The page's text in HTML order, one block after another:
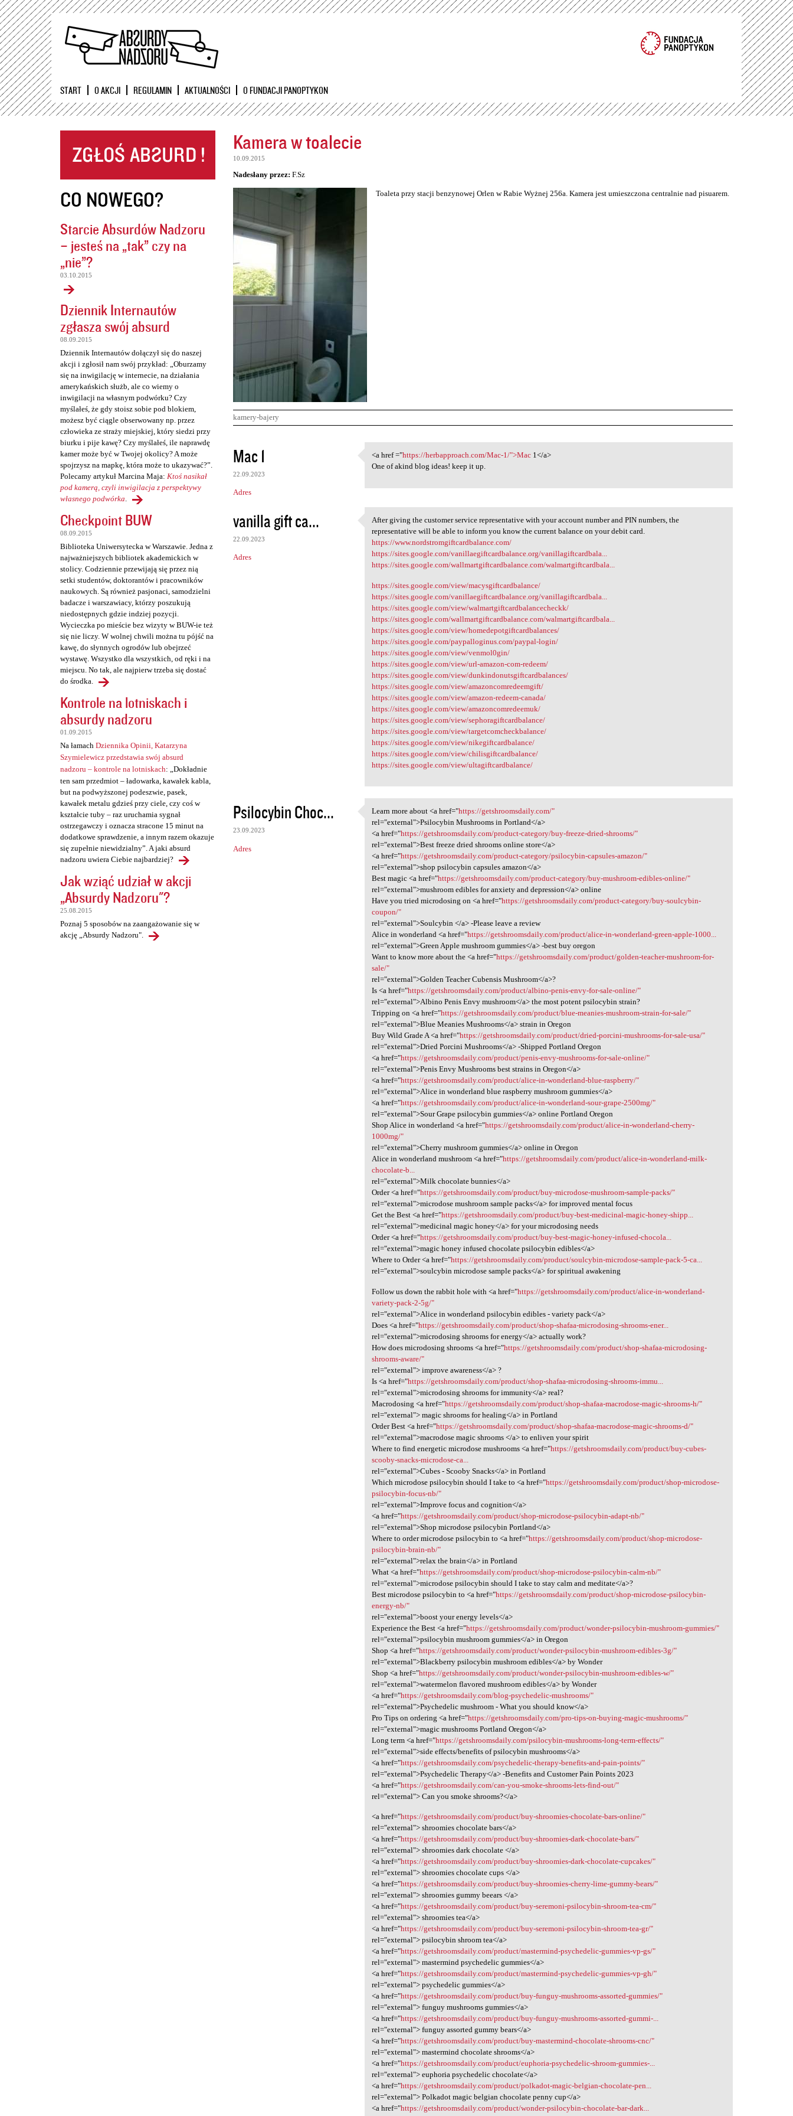
Przejdź
START O AKCJI REGULAMIN AKTUALNOŚCI O FUNDACJI PANOPTYKON
CO NOWEGO?
Starcie Absurdów Nadzoru
– jesteś na „tak” czy na
„nie”?
03.10.2015
Dziennik Internautów
zgłasza swój absurd
08.09.2015
Dziennik Internautów dołączył się do naszej
akcji i zgłosił nam swój przykład: „Oburzamy
się na inwigilację w internecie, na działania
amerykańskich służb, ale co wiemy o
inwigilacji na własnym podwórku? Czy
myślałeś, że gdy stoisz sobie pod blokiem,
możesz być ciągle obserwowany np. przez
człowieka ze straży miejskiej, który siedzi przy
biurku i pije kawę? Czy myślałeś, ile naprawdę
kamer może być w Twojej okolicy? A może
spojrzysz na mapkę, która może to ukazywać?”.
Polecamy artykuł Marcina Maja: Ktoś nasikał
pod kamerą, czyli inwigilacja z perspektywy
własnego podwórka.
Checkpoint BUW
08.09.2015
Biblioteka Uniwersytecka w Warszawie. Jedna z
najważniejszych bibliotek akademickich w
stolicy. Codziennie przewijają się przez nią
setki studentów, doktorantów i pracowników
naukowych. Są również pasjonaci, samodzielni
badacze i warszawiacy, którzy poszukują
niedostępnych gdzie indziej pozycji.
Wycieczka po mieście bez wizyty w BUW-ie też
się nie liczy. W wolnej chwili można tu pójść na
kawę, do słynnych ogrodów lub obejrzeć
wystawę. Wszystko dla wszystkich, od ręki i na
miejscu. No tak, ale najpierw trzeba się dostać
do środka.
Kontrole na lotniskach i
absurdy nadzoru
01.09.2015
Na łamach Dziennika Opinii, Katarzyna
Szymielewicz przedstawia swój absurd
nadzoru – kontrole na lotniskach: „Dokładnie
ten sam przedmiot – ładowarka, kawałek kabla,
but na podwyższonej podeszwie, pasek,
kawałek metalu gdzieś przy ciele, czy coś w
kształcie tuby – raz uruchamia sygnał
ostrzegawczy i oznacza stracone 15 minut na
dodatkowe sprawdzenie, a innym razem okazuje
się zupełnie niewidzialny”. A jaki absurd
nadzoru uwiera Ciebie najbardziej?
Jak wziąć udział w akcji
„Absurdy Nadzoru"?
25.08.2015
Poznaj 5 sposobów na zaangażowanie się w
akcję „Absurdy Nadzoru".
Kamera w toalecie
10.09.2015
Nadesłany przez: F.Sz
Toaleta przy stacji benzynowej Orlen w Rabie Wyżnej 256a. Kamera jest umieszczona centralnie nad pisuarem.
kamery-bajery
K
o
m
e
n
t
r
Mac 1
22.09.2023
Adres
<a href ="https:/
<a href ="https://herbapproach.com/Mac-1/">Mac 1</a>
One of akind blog ideas! keep it up.
vanilla gift ca...
22.09.2023
Adres
After giving the customer
After giving the customer service representative with your account number and PIN numbers, the
representative will be able to inform you know the current balance on your debit card.
https://www.nordstromgiftcardbalance.com/
https://sites.google.com/vanillaegiftcardbalance.org/vanillagiftcardbala...
https://sites.google.com/wallmartgiftcardbalance.com/walmartgiftcardbala...
https://sites.google.com/view/macysgiftcardbalance/
https://sites.google.com/vanillaegiftcardbalance.org/vanillagiftcardbala...
https://sites.google.com/view/walmartgiftcardbalancecheckk/
https://sites.google.com/wallmartgiftcardbalance.com/walmartgiftcardbala...
https://sites.google.com/view/homedepotgiftcardbalances/
https://sites.google.com/paypalloginus.com/paypal-login/
https://sites.google.com/view/venmol0gin/
https://sites.google.com/view/url-amazon-com-redeem/
https://sites.google.com/view/dunkindonutsgiftcardbalances/
https://sites.google.com/view/amazoncomredeemgift/
https://sites.google.com/view/amazon-redeem-canada/
https://sites.google.com/view/amazoncomredeemuk/
https://sites.google.com/view/sephoragiftcardbalance/
https://sites.google.com/view/targetcomcheckbalance/
https://sites.google.com/view/nikegiftcardbalance/
https://sites.google.com/view/chilisgiftcardbalance/
https://sites.google.com/view/ultagiftcardbalance/
Psilocybin Choc...
23.09.2023
Adres
Learn more about <a href=
Learn more about <a href="https://getshroomsdaily.com/"
rel="external">Psilocybin Mushrooms in Portland</a>
<a href="https://getshroomsdaily.com/product-category/buy-freeze-dried-shrooms/"
rel="external">Best freeze dried shrooms online store</a>
<a href="https://getshroomsdaily.com/product-category/psilocybin-capsules-amazon/"
rel="external">shop psilocybin capsules amazon</a>
Best magic <a href="https://getshroomsdaily.com/product-category/buy-mushroom-edibles-online/"
rel="external">mushroom edibles for anxiety and depression</a> online
Have you tried microdosing on <a href="https://getshroomsdaily.com/product-category/buy-soulcybin-
coupon/"
rel="external">Soulcybin </a> -Please leave a review
Alice in wonderland <a href="https://getshroomsdaily.com/product/alice-in-wonderland-green-apple-1000...
rel="external">Green Apple mushroom gummies</a> -best buy oregon
Want to know more about the <a href="https://getshroomsdaily.com/product/golden-teacher-mushroom-for-
sale/"
rel="external">Golden Teacher Cubensis Mushroom</a>?
Is <a href="https://getshroomsdaily.com/product/albino-penis-envy-for-sale-online/"
rel="external">Albino Penis Envy mushroom</a> the most potent psilocybin strain?
Tripping on <a href="https://getshroomsdaily.com/product/blue-meanies-mushroom-strain-for-sale/"
rel="external">Blue Meanies Mushrooms</a> strain in Oregon
Buy Wild Grade A <a href="https://getshroomsdaily.com/product/dried-porcini-mushrooms-for-sale-usa/"
rel="external">Dried Porcini Mushrooms</a> -Shipped Portland Oregon
<a href="https://getshroomsdaily.com/product/penis-envy-mushrooms-for-sale-online/"
rel="external">Penis Envy Mushrooms best strains in Oregon</a>
<a href="https://getshroomsdaily.com/product/alice-in-wonderland-blue-raspberry/"
rel="external">Alice in wonderland blue raspberry mushroom gummies</a>
<a href="https://getshroomsdaily.com/product/alice-in-wonderland-sour-grape-2500mg/"
rel="external">Sour Grape psilocybin gummies</a> online Portland Oregon
Shop Alice in wonderland <a href="https://getshroomsdaily.com/product/alice-in-wonderland-cherry-
1000mg/"
rel="external">Cherry mushroom gummies</a> online in Oregon
Alice in wonderland mushroom <a href="https://getshroomsdaily.com/product/alice-in-wonderland-milk-
chocolate-b...
rel="external">Milk chocolate bunnies</a>
Order <a href="https://getshroomsdaily.com/product/buy-microdose-mushroom-sample-packs/"
rel="external">microdose mushroom sample packs</a> for improved mental focus
Get the Best <a href="https://getshroomsdaily.com/product/buy-best-medicinal-magic-honey-shipp...
rel="external">medicinal magic honey</a> for your microdosing needs
Order <a href="https://getshroomsdaily.com/product/buy-best-magic-honey-infused-chocola...
rel="external">magic honey infused chocolate psilocybin edibles</a>
Where to Order <a href="https://getshroomsdaily.com/product/soulcybin-microdose-sample-pack-5-ca...
rel="external">soulcybin microdose sample packs</a> for spiritual awakening
Follow us down the rabbit hole with <a href="https://getshroomsdaily.com/product/alice-in-wonderland-
variety-pack-2-5g/"
rel="external">Alice in wonderland psilocybin edibles - variety pack</a>
Does <a href="https://getshroomsdaily.com/product/shop-shafaa-microdosing-shrooms-ener...
rel="external">microdosing shrooms for energy</a> actually work?
How does microdosing shrooms <a href="https://getshroomsdaily.com/product/shop-shafaa-microdosing-
shrooms-aware/"
rel="external"> improve awareness</a> ?
Is <a href="https://getshroomsdaily.com/product/shop-shafaa-microdosing-shrooms-immu...
rel="external">microdosing shrooms for immunity</a> real?
Macrodosing <a href="https://getshroomsdaily.com/product/shop-shafaa-macrodose-magic-shrooms-h/"
rel="external"> magic shrooms for healing</a> in Portland
Order Best <a href="https://getshroomsdaily.com/product/shop-shafaa-macrodose-magic-shrooms-d/"
rel="external">macrodose magic shrooms </a> to enliven your spirit
Where to find energetic microdose mushrooms <a href="https://getshroomsdaily.com/product/buy-cubes-
scooby-snacks-microdose-ca...
rel="external">Cubes - Scooby Snacks</a> in Portland
Which microdose psilocybin should I take to <a href="https://getshroomsdaily.com/product/shop-microdose-
psilocybin-focus-nb/"
rel="external">Improve focus and cognition</a>
<a href="https://getshroomsdaily.com/product/shop-microdose-psilocybin-adapt-nb/"
rel="external">Shop microdose psilocybin Portland</a>
Where to order microdose psilocybin to <a href="https://getshroomsdaily.com/product/shop-microdose-
psilocybin-brain-nb/"
rel="external">relax the brain</a> in Portland
What <a href="https://getshroomsdaily.com/product/shop-microdose-psilocybin-calm-nb/"
rel="external">microdose psilocybin should I take to stay calm and meditate</a>?
Best microdose psilocybin to <a href="https://getshroomsdaily.com/product/shop-microdose-psilocybin-
energy-nb/"
rel="external">boost your energy levels</a>
Experience the Best <a href="https://getshroomsdaily.com/product/wonder-psilocybin-mushroom-gummies/"
rel="external">psilocybin mushroom gummies</a> in Oregon
Shop <a href="https://getshroomsdaily.com/product/wonder-psilocybin-mushroom-edibles-3g/"
rel="external">Blackberry psilocybin mushroom edibles</a> by Wonder
Shop <a href="https://getshroomsdaily.com/product/wonder-psilocybin-mushroom-edibles-w/"
rel="external">watermelon flavored mushroom edibles</a> by Wonder
<a href="https://getshroomsdaily.com/blog-psychedelic-mushrooms/"
rel="external">Psychedelic mushroom - What you should know</a>
Pro Tips on ordering <a href="https://getshroomsdaily.com/pro-tips-on-buying-magic-mushrooms/"
rel="external">magic mushrooms Portland Oregon</a>
Long term <a href="https://getshroomsdaily.com/psilocybin-mushrooms-long-term-effects/"
rel="external">side effects/benefits of psilocybin mushrooms</a>
<a href="https://getshroomsdaily.com/psychedelic-therapy-benefits-and-pain-points/"
rel="external">Psychedelic Therapy</a> -Benefits and Customer Pain Points 2023
<a href="https://getshroomsdaily.com/can-you-smoke-shrooms-lets-find-out/"
rel="external"> Can you smoke shrooms?</a>
<a href="https://getshroomsdaily.com/product/buy-shroomies-chocolate-bars-online/"
rel="external"> shroomies chocolate bars</a>
<a href="https://getshroomsdaily.com/product/buy-shroomies-dark-chocolate-bars/"
rel="external"> shroomies dark chocolate </a>
<a href="https://getshroomsdaily.com/product/buy-shroomies-dark-chocolate-cupcakes/"
rel="external"> shroomies chocolate cups </a>
<a href="https://getshroomsdaily.com/product/buy-shroomies-cherry-lime-gummy-bears/"
rel="external"> shroomies gummy beears </a>
<a href="https://getshroomsdaily.com/product/buy-seremoni-psilocybin-shroom-tea-cm/"
rel="external"> shroomies tea</a>
<a href="https://getshroomsdaily.com/product/buy-seremoni-psilocybin-shroom-tea-gr/"
rel="external"> psilocybin shroom tea</a>
<a href="https://getshroomsdaily.com/product/mastermind-psychedelic-gummies-vp-gs/"
rel="external"> mastermind psychedelic gummies</a>
<a href="https://getshroomsdaily.com/product/mastermind-psychedelic-gummies-vp-gh/"
rel="external"> psychedelic gummies</a>
<a href="https://getshroomsdaily.com/product/buy-funguy-mushrooms-assorted-gummies/"
rel="external"> funguy mushrooms gummies</a>
<a href="https://getshroomsdaily.com/product/buy-funguy-mushrooms-assorted-gummi-...
rel="external"> funguy assorted gummy bears</a>
<a href="https://getshroomsdaily.com/product/buy-mastermind-chocolate-shrooms-cnc/"
rel="external"> mastermind chocolate shrooms</a>
<a href="https://getshroomsdaily.com/product/euphoria-psychedelic-shroom-gummies-...
rel="external"> euphoria psychedelic chocolate</a>
<a href="https://getshroomsdaily.com/product/polkadot-magic-belgian-chocolate-pen...
rel="external"> Polkadot magic belgian chocolate penny cup</a>
<a href="https://getshroomsdaily.com/product/wonder-psilocybin-chocolate-bar-dark...